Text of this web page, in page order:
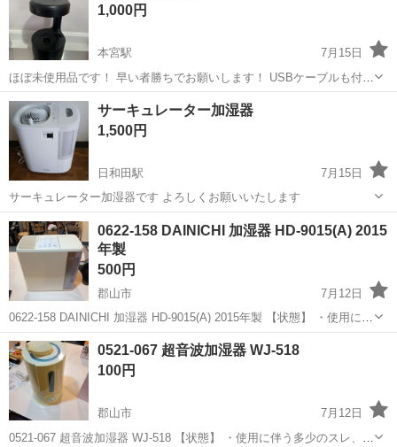
1,000円
本宮駅
7月15日
ほぼ未使用品です！ 早い者勝ちでお願いします！ USBケーブルも付属
します！
福島 本宮市 本宮駅 季節、空調家電
サーキュレーター加湿器
1,500円
日和田駅
7月15日
サーキュレーター加湿器です よろしくお願いいたします
福島 郡山市 季節、空調家電
0622-158 DAINICHI 加湿器 HD-9015(A) 2015
年製
500円
郡山市
7月12日
0622-158 DAINICHI 加湿器 HD-9015(A) 2015年製 【状態】 ・使用に伴
う多少のスレ、キズ、落としきれない汚れなどございます ・詳細は現
地でご確認ください ・お値引きは出来かねます...
福島 郡山市 季節、空調家電 DAINICHI
0521-067 超音波加湿器 WJ-518
100円
郡山市
7月12日
0521-067 超音波加湿器 WJ-518 【状態】 ・使用に伴う多少のスレ、キ